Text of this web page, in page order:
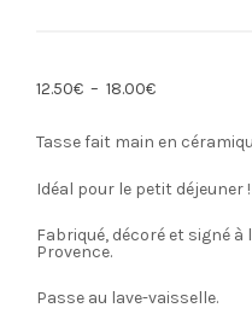
12.50€ – 18.00€Plage
12.50€
Tasse fait main en
Idéal pour le petit déjeuner
Fabriqué, décoré et signé
Provence.
Passe au lave-vaisselle.